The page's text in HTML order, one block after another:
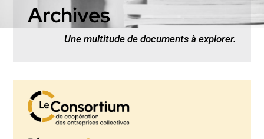
Archives
Une multitude de documents à explorer.